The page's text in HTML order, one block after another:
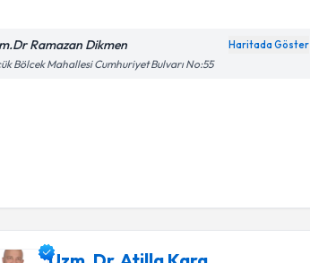
Ramazan Dikmen Haritada Göster
Bölcek Mahallesi Cumhuriyet Bulvarı No:55